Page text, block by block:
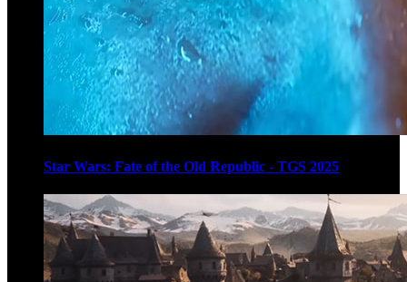
Star Wars: Fate of the Old Republic - TGS 2025